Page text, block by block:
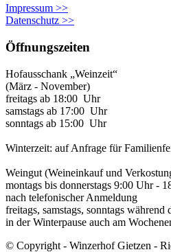
Impressum >>
Datenschutz >>
Öffnungszeiten
Hofausschank „Weinzeit“
(März - November)
freitags ab 18:00 Uhr
samstags ab 17:00 Uhr
sonntags ab 15:00 Uhr
Winterzeit: auf Anfrage für
Weingut (Weineinkauf und
montags bis donnerstags 9:00 Uhr -
nach telefonischer Anmeldung
freitags, samstags, sonntags
in der Winterpause auch am
© Copyright - Winzerhof Gietzen -